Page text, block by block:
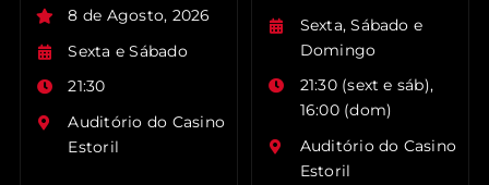
8 de Agosto, 2026
Sexta e Sábado
21:30
Auditório do Casino
Estoril
Sexta, Sábado e
Domingo
21:30 (sext e sáb),
16:00 (dom)
Auditório do Casino
Estoril